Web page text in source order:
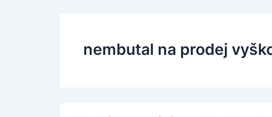
nembutal na prodej